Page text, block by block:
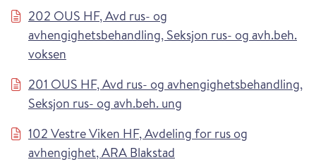
202 OUS HF, Avd rus- og
avhengighetsbehandling, Seksjon rus- og avh.beh.
voksen
201 OUS HF, Avd rus- og avhengighetsbehandling,
Seksjon rus- og avh.beh. ung
102 Vestre Viken HF, Avdeling for rus og
avhengighet, ARA Blakstad